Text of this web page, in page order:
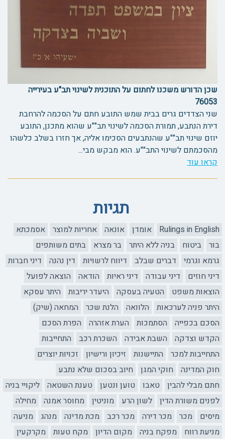
שכן הדורש משכנו לחתום על התוכנית לשינוי תב"ע בעירייה
76053
שני הצדדים גרים בבית שמש התובע חתם על הסכמה להרחבת
דירת הנתבע, תמורת הסכמה לשינוי תב""ע שהוא מתכנן, התובע
יוזם שינוי תב""ע שהנתבעים הסכימו אליה, אך חזרו בשלב כלשהו
מהסכמתם לשינוי התב""ע. הוא מבקש מבי...
קראו עוד
תגיות
Rulings in English אומדן אונאה אחריות למוצר
אסמכתא
בור
ביטוח בניה ללא היתר בר מצרא
בתים משותפים
גרמא וגרמי
דברים שבלב דיווח לרשויות דין נהנה
דיני חברות
דיני חוזים
דיני עבודה דיני ראיות הודאה
הוצאה לפועל
הוצאות משפט
הטעיה בעסקה היעדר יריבות
היתר עסקא
היתר פניה לערכאות
הלוואה הלנת שכר
המחאה (שיק)
הסכם בכפייה
הסתמכות הערת אזהרה
הפרת הסכם
הקדש וצדקה
השבת אבידה השכרת רכב
התחייבות
התחייבות למכר
התיישנות זיכיון ורישיון
זכויות יוצרים
חוק המדינה
חוקי המגן
חיוב בסכום שלא נתבע
חתם מבלי להבין
טאבו טוען ונטען טענת השטאה
ליקויי בניה
לפנים משורת הדין
לשון הרע מוניטין מחוסר אמנה
מחילה
מיסים
מכר מכר דירה מכר רכב מכת מדינה מנהג
מניעה
מניעת רווח
מפקח בניה מקום הדיון מקח טעות
מקרקעין